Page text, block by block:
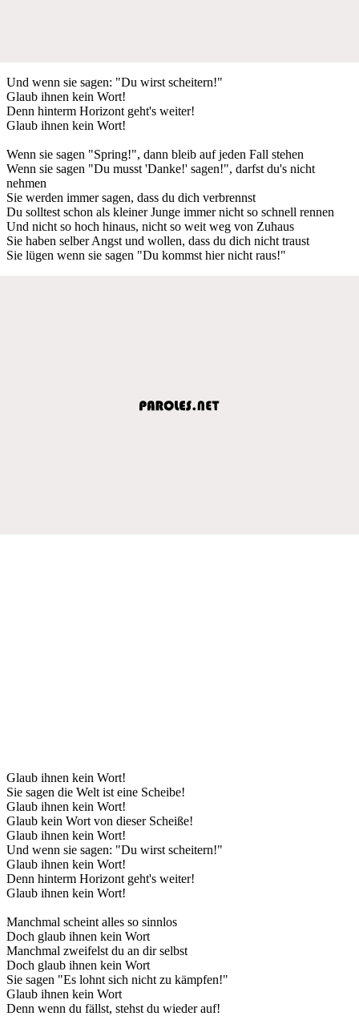
Und wenn sie sagen: "Du wirst scheitern!"
Glaub ihnen kein Wort!
Denn hinterm Horizont geht's weiter!
Glaub ihnen kein Wort!
Wenn sie sagen "Spring!", dann bleib auf jeden Fall stehen
Wenn sie sagen "Du musst 'Danke!' sagen!", darfst du's nicht
nehmen
Sie werden immer sagen, dass du dich verbrennst
Du solltest schon als kleiner Junge immer nicht so schnell rennen
Und nicht so hoch hinaus, nicht so weit weg von Zuhaus
Sie haben selber Angst und wollen, dass du dich nicht traust
Sie lügen wenn sie sagen "Du kommst hier nicht raus!"
Glaub ihnen kein Wort!
Sie sagen die Welt ist eine Scheibe!
Glaub ihnen kein Wort!
Glaub kein Wort von dieser Scheiße!
Glaub ihnen kein Wort!
Und wenn sie sagen: "Du wirst scheitern!"
Glaub ihnen kein Wort!
Denn hinterm Horizont geht's weiter!
Glaub ihnen kein Wort!
Manchmal scheint alles so sinnlos
Doch glaub ihnen kein Wort
Manchmal zweifelst du an dir selbst
Doch glaub ihnen kein Wort
Sie sagen "Es lohnt sich nicht zu kämpfen!"
Glaub ihnen kein Wort
Denn wenn du fällst, stehst du wieder auf!